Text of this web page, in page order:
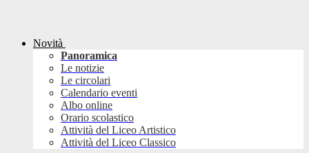
Novità
Panoramica
Le notizie
Le circolari
Calendario eventi
Albo online
Orario scolastico
Attività del Liceo Artistico
Attività del Liceo Classico